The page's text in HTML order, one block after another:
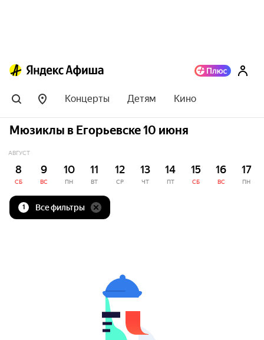
Концерты Детям Кино
Мюзиклы в Егорьевске 10 июня
АВГУСТ
8
СБ
9
ВС
10
ПН
11
ВТ
12
СР
13
ЧТ
14
ПТ
15
СБ
16
ВС
17
ПН
1 Все фильтры